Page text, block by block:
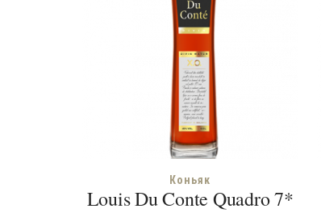
Коньяк
Louis Du Conte Quadro 7*